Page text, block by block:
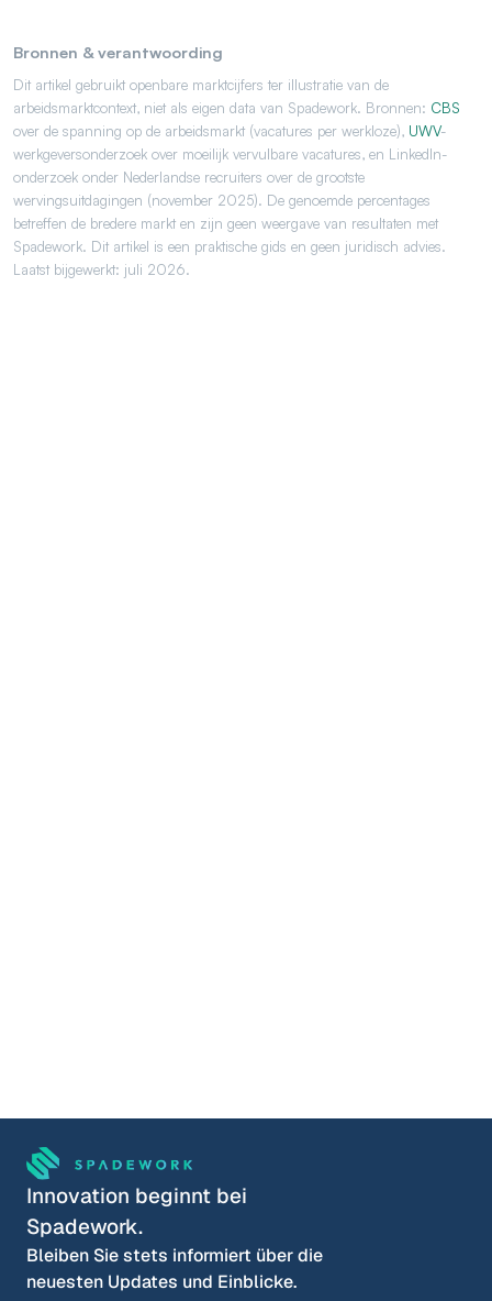
Bronnen & verantwoording
Dit artikel gebruikt openbare marktcijfers ter illustratie van de
arbeidsmarktcontext, niet als eigen data van Spadework. Bronnen: CBS
over de spanning op de arbeidsmarkt (vacatures per werkloze), UWV-
werkgeversonderzoek over moeilijk vervulbare vacatures, en LinkedIn-
onderzoek onder Nederlandse recruiters over de grootste
wervingsuitdagingen (november 2025). De genoemde percentages
betreffen de bredere markt en zijn geen weergave van resultaten met
Spadework. Dit artikel is een praktische gids en geen juridisch advies.
Laatst bijgewerkt: juli 2026.
Innovation beginnt bei
Spadework.
Bleiben Sie stets informiert über die
neuesten Updates und Einblicke.